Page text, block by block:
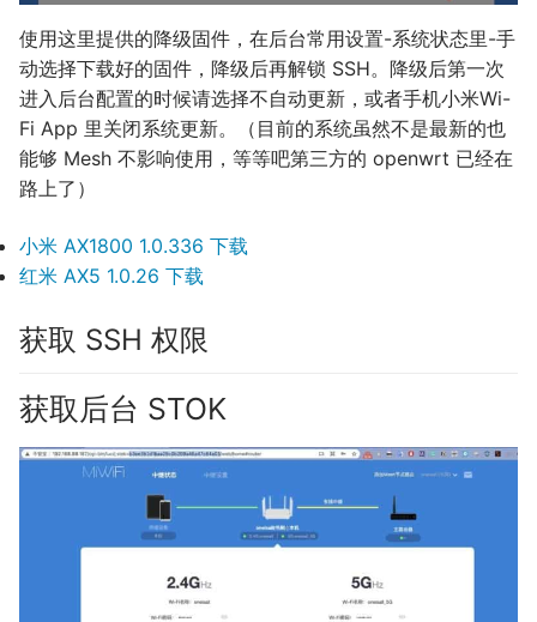
使用这里提供的降级固件，在后台常用设置-系统状态里-手
动选择下载好的固件，降级后再解锁 SSH。降级后第一次
进入后台配置的时候请选择不自动更新，或者手机小米Wi-
Fi App 里关闭系统更新。（目前的系统虽然不是最新的也
能够 Mesh 不影响使用，等等吧第三方的 openwrt 已经在
路上了）
小米 AX1800 1.0.336 下载
红米 AX5 1.0.26 下载
获取 SSH 权限
获取后台 STOK